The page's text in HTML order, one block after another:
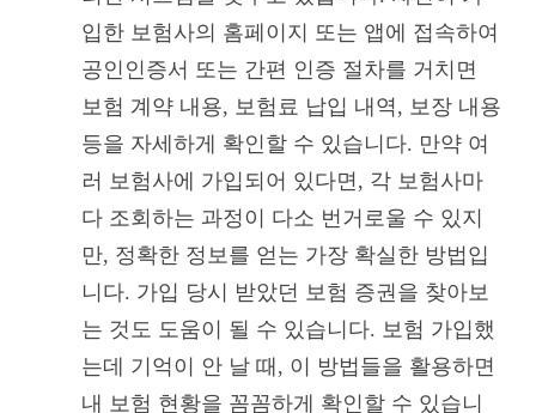
입한 보험사의 홈페이지 또는 앱에 접속하여
공인인증서 또는 간편 인증 절차를 거치면
보험 계약 내용, 보험료 납입 내역, 보장 내용
등을 자세하게 확인할 수 있습니다. 만약 여
러 보험사에 가입되어 있다면, 각 보험사마
다 조회하는 과정이 다소 번거로울 수 있지
만, 정확한 정보를 얻는 가장 확실한 방법입
니다. 가입 당시 받았던 보험 증권을 찾아보
는 것도 도움이 될 수 있습니다. 보험 가입했
는데 기억이 안 날 때, 이 방법들을 활용하면
내 보험 현황을 꼼꼼하게 확인할 수 있습니